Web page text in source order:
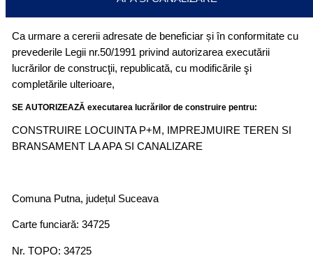
Ca urmare a cererii adresate de beneficiar și în conformitate cu
prevederile Legii nr.50/1991 privind autorizarea executării
lucrărilor de construcţii, republicată, cu modificările şi
completările ulterioare,
SE AUTORIZEAZĂ executarea lucrărilor de construire pentru:
CONSTRUIRE LOCUINTA P+M, IMPREJMUIRE TEREN SI
BRANSAMENT LA APA SI CANALIZARE
Comuna Putna, județul Suceava
Carte funciară: 34725
Nr. TOPO: 34725